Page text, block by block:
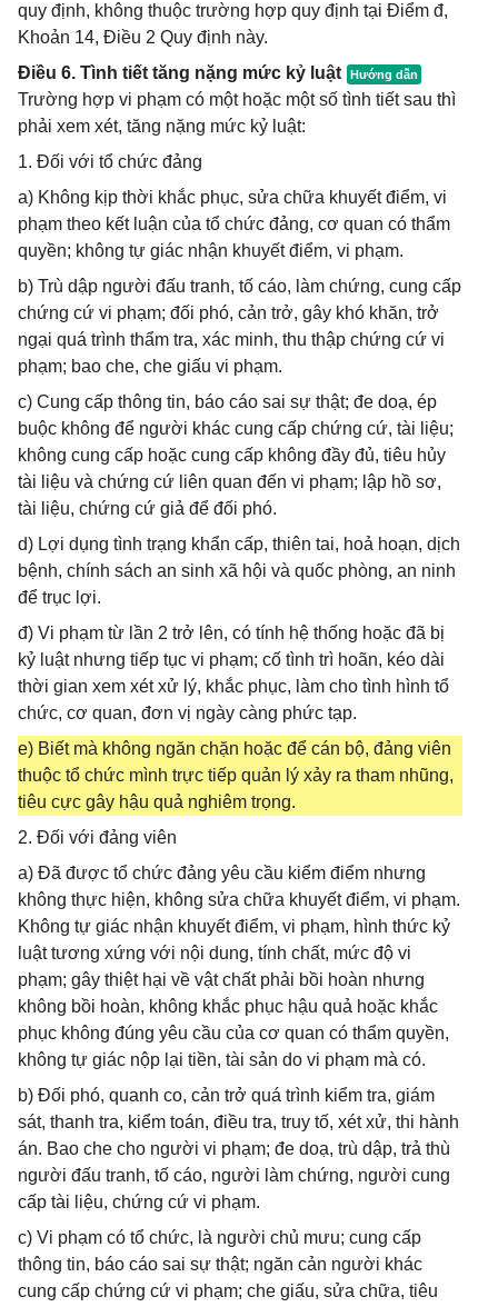
quy định, không thuộc trường hợp quy định tại Điểm đ,
Khoản 14, Điều 2 Quy định này.
Điều 6. Tình tiết tăng nặng mức kỷ luật
Trường hợp vi phạm có một hoặc một số tình tiết sau thì
phải xem xét, tăng nặng mức kỷ luật:
1. Đối với tổ chức đảng
a) Không kịp thời khắc phục, sửa chữa khuyết điểm, vi
phạm theo kết luận của tổ chức đảng, cơ quan có thẩm
quyền; không tự giác nhận khuyết điểm, vi phạm.
b) Trù dập người đấu tranh, tố cáo, làm chứng, cung cấp
chứng cứ vi phạm; đối phó, cản trở, gây khó khăn, trở
ngại quá trình thẩm tra, xác minh, thu thập chứng cứ vi
phạm; bao che, che giấu vi phạm.
c) Cung cấp thông tin, báo cáo sai sự thật; đe doạ, ép
buộc không để người khác cung cấp chứng cứ, tài liệu;
không cung cấp hoặc cung cấp không đầy đủ, tiêu hủy
tài liệu và chứng cứ liên quan đến vi phạm; lập hồ sơ,
tài liệu, chứng cứ giả để đối phó.
d) Lợi dụng tình trạng khẩn cấp, thiên tai, hoả hoạn, dịch
bệnh, chính sách an sinh xã hội và quốc phòng, an ninh
để trục lợi.
đ) Vi phạm từ lần 2 trở lên, có tính hệ thống hoặc đã bị
kỷ luật nhưng tiếp tục vi phạm; cố tình trì hoãn, kéo dài
thời gian xem xét xử lý, khắc phục, làm cho tình hình tổ
chức, cơ quan, đơn vị ngày càng phức tạp.
e) Biết mà không ngăn chặn hoặc để cán bộ, đảng viên
thuộc tổ chức mình trực tiếp quản lý xảy ra tham nhũng,
tiêu cực gây hậu quả nghiêm trọng.
2. Đối với đảng viên
a) Đã được tổ chức đảng yêu cầu kiểm điểm nhưng
không thực hiện, không sửa chữa khuyết điểm, vi phạm.
Không tự giác nhận khuyết điểm, vi phạm, hình thức kỷ
luật tương xứng với nội dung, tính chất, mức độ vi
phạm; gây thiệt hại về vật chất phải bồi hoàn nhưng
không bồi hoàn, không khắc phục hậu quả hoặc khắc
phục không đúng yêu cầu của cơ quan có thẩm quyền,
không tự giác nộp lại tiền, tài sản do vi phạm mà có.
b) Đối phó, quanh co, cản trở quá trình kiểm tra, giám
sát, thanh tra, kiểm toán, điều tra, truy tố, xét xử, thi hành
án. Bao che cho người vi phạm; đe doạ, trù dập, trả thù
người đấu tranh, tố cáo, người làm chứng, người cung
cấp tài liệu, chứng cứ vi phạm.
c) Vi phạm có tổ chức, là người chủ mưu; cung cấp
thông tin, báo cáo sai sự thật; ngăn cản người khác
cung cấp chứng cứ vi phạm; che giấu, sửa chữa, tiêu